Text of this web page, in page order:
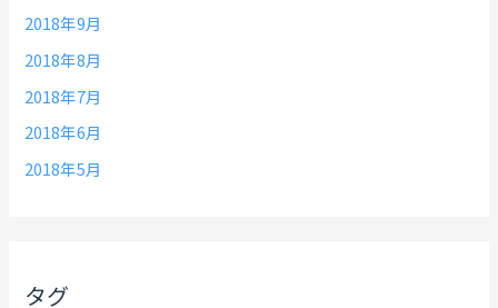
2018年9月
2018年8月
2018年7月
2018年6月
2018年5月
タグ